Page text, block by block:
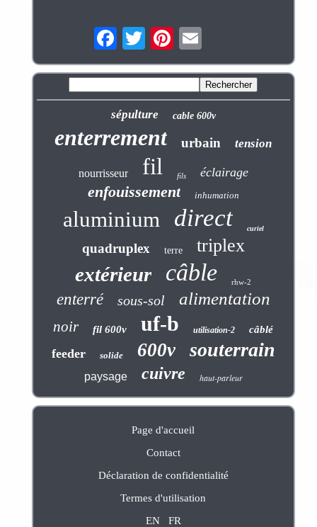
sépulture cable 600v
enterrement urbain tension
nourrisseur fil fils éclairage
enfouissement inhumation
aluminium direct curiel
quadruplex terre triplex
extérieur câble rhw-2
enterré sous-sol alimentation
noir fil 600v uf-b utilisation-2 câblé
feeder solide 600v souterrain
paysage cuivre haut-parleur
Page d'accueil
Contact
Déclaration de confidentialité
Termes d'utilisation
EN
FR